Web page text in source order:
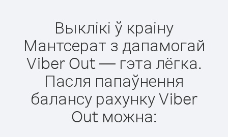
Выклікі ў краіну
Мантсерат з дапамогай
Viber Out — гэта лёгка.
Пасля папаўнення
балансу рахунку Viber
Out можна: